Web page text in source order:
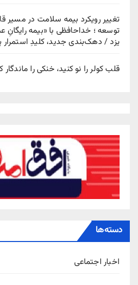
تغییر رویکرد بیمه سلامت در مسیر
توسعه ؛ خداحافظی با «بیمه رایگانِ
یزد / دهک‌بندی جدید، کلیدِ
قلب کولر را نو کنید، خنکی را ماندگار
دسته‌ها
اخبار اجتماعی